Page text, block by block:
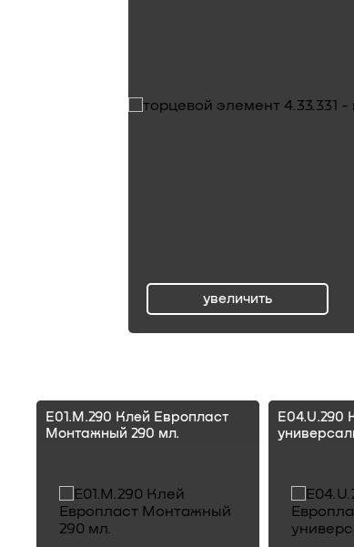
увеличить
E01.M.290 Клей Европласт
Монтажный 290 мл.
E04.U.290